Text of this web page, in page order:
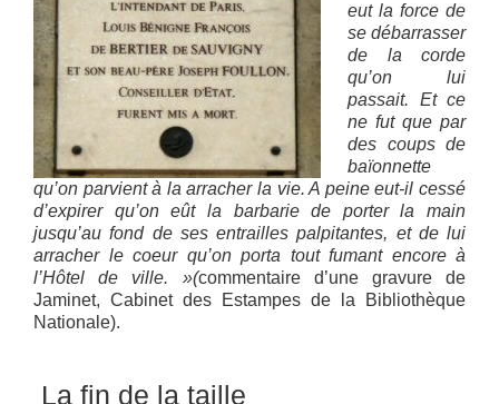
eut la force de
se débarrasser
de la corde
qu’on lui
passait. Et ce
ne fut que par
des coups de
baïonnette
qu’on parvient à la arracher la vie. A peine eut-il cessé
d’expirer qu’on eût la barbarie de porter la main
jusqu’au fond de ses entrailles palpitantes, et de lui
arracher le coeur qu’on porta tout fumant encore à
l’Hôtel de ville. »(commentaire d’une gravure de
Jaminet, Cabinet des Estampes de la Bibliothèque
Nationale).
La fin de la taille